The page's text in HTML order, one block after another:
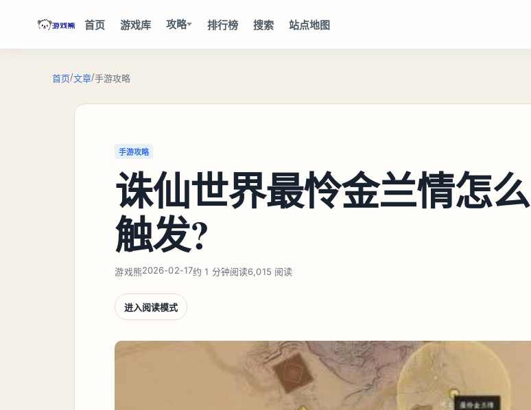
首页 游戏库 攻略 排行榜 搜索 站点地图
首页/文章/手游攻略
手游攻略
诛仙世界最怜金兰情怎么
触发?
游戏熊2026-02-17约 1 分钟阅读6,015 阅读
进入阅读模式